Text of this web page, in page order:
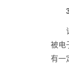
被电
有一